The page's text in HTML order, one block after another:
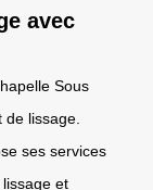
avec
Sous
lissage.
ses services
et